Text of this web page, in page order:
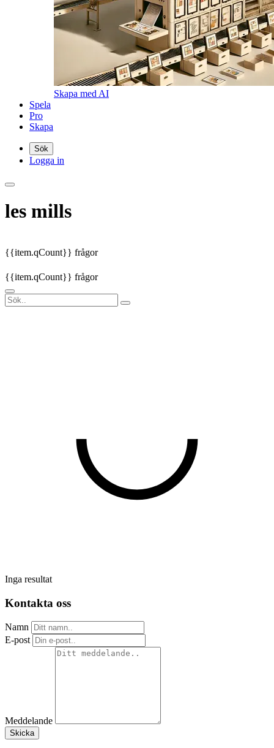
Skapa med AI
Spela
Pro
Skapa
Sök
Logga in
les mills
{{item.qCount}} frågor
{{item.qCount}} frågor
Inga resultat
Kontakta oss
Namn
E-post
Meddelande
Skicka